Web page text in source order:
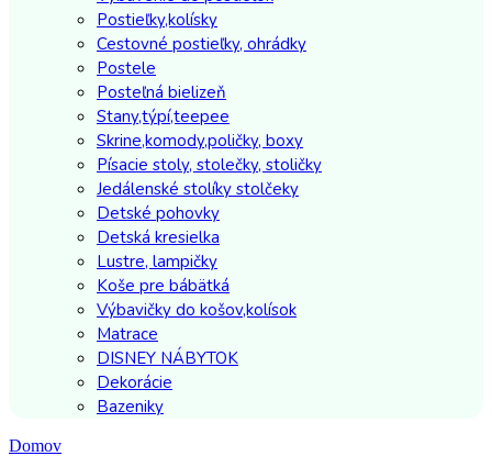
Postieľky,kolísky
Cestovné postieľky, ohrádky
Postele
Posteľná bielizeň
Stany,týpí,teepee
Skrine,komody,poličky, boxy
Písacie stoly, stolečky, stoličky
Jedálenské stolíky stolčeky
Detské pohovky
Detská kresielka
Lustre, lampičky
Koše pre bábätká
Výbavičky do košov,kolísok
Matrace
DISNEY NÁBYTOK
Dekorácie
Bazeniky
Domov